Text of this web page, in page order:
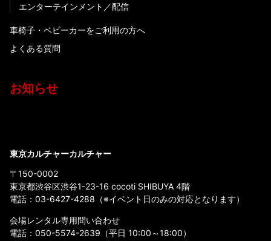
エンターテインメント
配信
車椅子・ベビーカーをご利用の方へ
よくある質問
お知らせ
東京カルチャーカルチャー
〒150-0002
東京都渋谷区渋谷1-23-16 cocoti SHIBUYA 4階
電話： 03-6427-4288 （※イベント日のみの対応となります）
会場レンタル専用問い合わせ
電話： 050-5574-2639 （平日 10:00～18:00）